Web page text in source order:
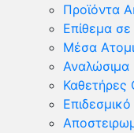
Προϊόντα
Επίθεμα
Μέσα
Αναλώσιμα